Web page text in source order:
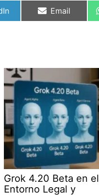
Compartir
Email
Grok 4.20 Beta en el
Entorno Legal y